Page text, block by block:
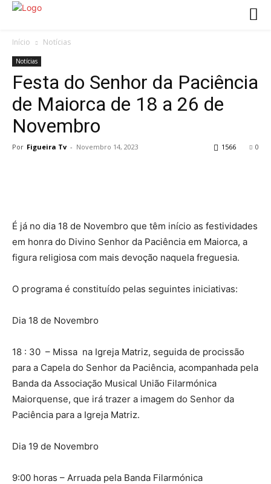
Início Notícias
Notícias
Festa do Senhor da Paciência
de Maiorca de 18 a 26 de
Novembro
Por Figueira Tv - Novembro 14, 2023 0
1566
É já no dia 18 de Novembro que têm início as festividades
em honra do Divino Senhor da Paciência em Maiorca, a
figura religiosa com mais devoção naquela freguesia.
O programa é constituído pelas seguintes iniciativas:
Dia 18 de Novembro
18 : 30 – Missa na Igreja Matriz, seguida de procissão
para a Capela do Senhor da Paciência, acompanhada pela
Banda da Associação Musical União Filarmónica
Maiorquense, que irá trazer a imagem do Senhor da
Paciência para a Igreja Matriz.
Dia 19 de Novembro
9:00 horas – Arruada pela Banda Filarmónica